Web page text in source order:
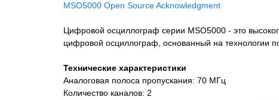
MSO5000 Open Source Acknowledgment
Цифровой осциллограф серии MSO5000 - это
цифровой осциллограф, основанный на технологии
Технические характеристики
Аналоговая полоса пропускания: 70 МГц
Количество каналов: 2